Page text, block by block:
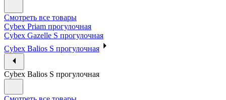
Смотреть все товары
Cybex Priam прогулочная
Cybex Gazelle S прогулочная
Cybex Balios S прогулочная
Cybex Balios S прогулочная